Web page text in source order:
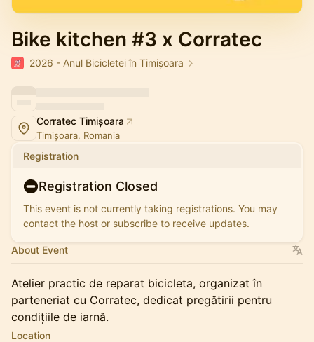
Bike kitchen #3 x Corratec
2026 - Anul Bicicletei în Timișoara
Corratec Timișoara
Timișoara, Romania
Registration
Registration Closed
This event is not currently taking registrations. You may
contact the host or subscribe to receive updates.
About Event
Atelier practic de reparat bicicleta, organizat în
parteneriat cu Corratec, dedicat pregătirii pentru
condițiile de iarnă.
Location